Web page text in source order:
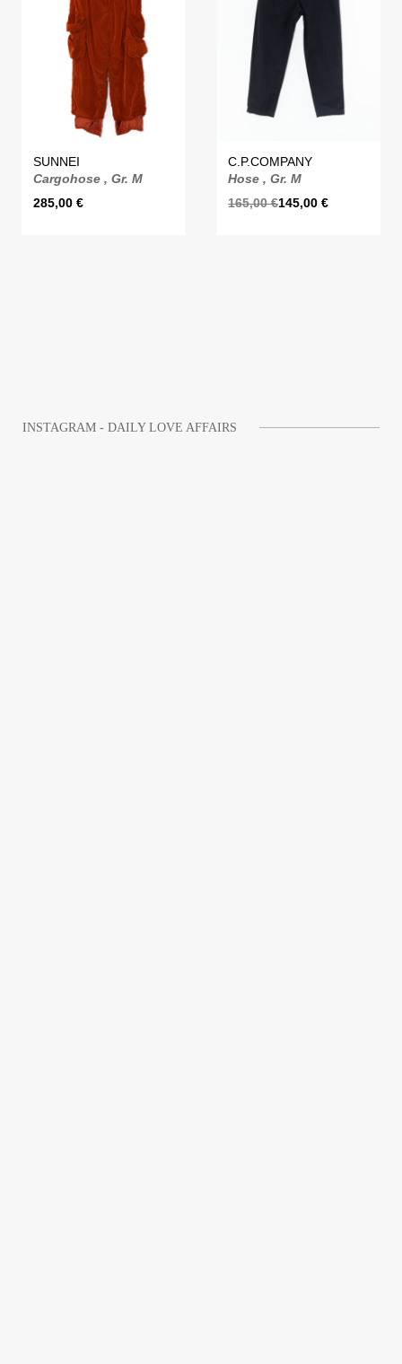
SUNNEI
Cargohose , Gr. M
285,00 €
C.P.COMPANY
Hose , Gr. M
165,00€145,00€
INSTAGRAM - DAILY LOVE AFFAIRS